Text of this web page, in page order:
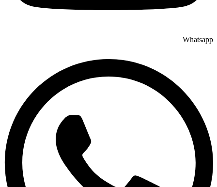
Whatsapp